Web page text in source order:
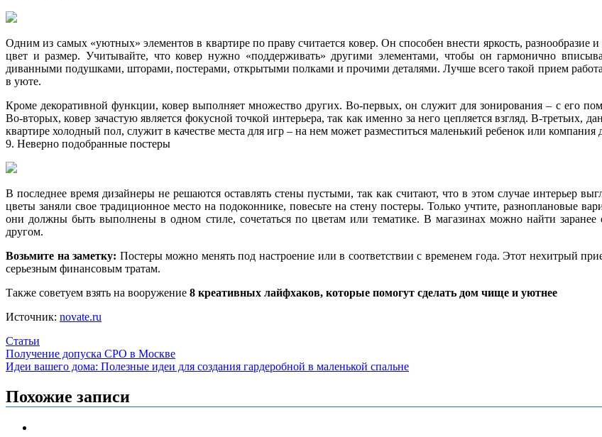
Одним из самых «уютных» элементов в квартире по праву считается ковер. Он способен внести яркость, разнообразие
цвет и размер. Учитывайте, что ковер нужно «поддерживать» другими элементами, чтобы он гармонично
диванными подушками, шторами, постерами, открытыми полками и прочими деталями. Лучше всего такой прием
в уюте.
Кроме декоративной функции, ковер выполняет множество других. Во-первых, он служит для зонирования – с его
Во-вторых, ковер зачастую является фокусной точкой интерьера, так как именно за него цепляется взгляд. В-третьих,
квартире холодный пол, служит в качестве места для игр – на нем может разместиться маленький ребенок или
9. Неверно подобранные постеры
В последнее время дизайнеры не решаются оставлять стены пустыми, так как считают, что в этом случае интерьер
цветы заняли свое традиционное место на подоконнике, повесьте на стену постеры. Только учтите, разноплановые
они должны быть выполнены в одном стиле, сочетаться по цветам или тематике. В магазинах можно найти заранее
другом.
Возьмите на заметку: Постеры можно менять под настроение или в соответствии с временем года. Этот нехитрый
серьезным финансовым тратам.
Также советуем взять на вооружение 8 креативных лайфхаков, которые помогут сделать дом чище и уютнее
Источник: novate.ru
Статьи
Навигация
по
записям
Получение допуска СРО в Москве
Идеи вашего дома: Полезные идеи для создания гардеробной в маленькой спальне
Похожие записи